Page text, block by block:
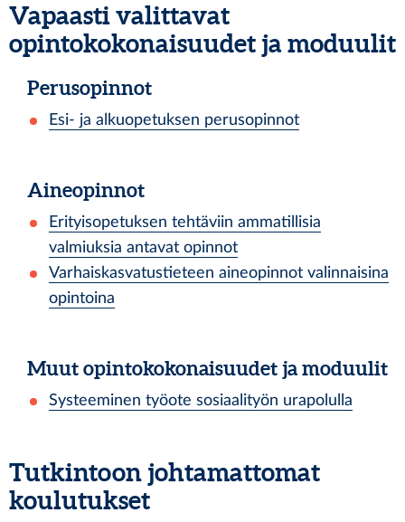
Vapaasti valittavat
opintokokonaisuudet ja moduulit
Perusopinnot
Esi- ja alkuopetuksen perusopinnot
Aineopinnot
Erityisopetuksen tehtäviin ammatillisia
valmiuksia antavat opinnot
Varhaiskasvatustieteen aineopinnot valinnaisina
opintoina
Muut opintokokonaisuudet ja moduulit
Systeeminen työote sosiaalityön urapolulla
Tutkintoon johtamattomat
koulutukset